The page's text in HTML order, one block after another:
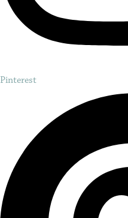
Pinterest